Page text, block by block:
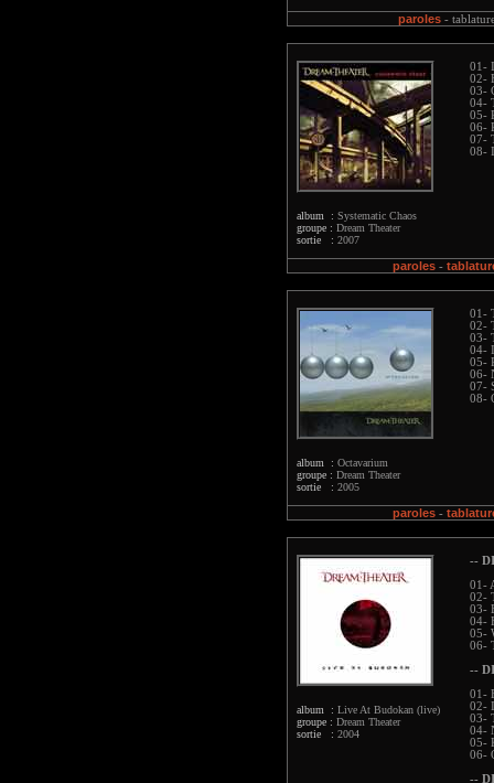
paroles-
album : Systematic Chaos
groupe : Dream Theater
sortie : 2007
01-
02-
03-
04-
05-
06-
07-
08-
paroles -
album : Octavarium
groupe : Dream Theater
sortie : 2005
01-
02-
03-
04-
05-
06-
07-
08-
paroles -
album : Live At Budokan (live)
groupe : Dream Theater
sortie : 2004
--
01-
02-
03-
04-
05-
06-
--
01-
02-
03-
04-
05-
06-
--